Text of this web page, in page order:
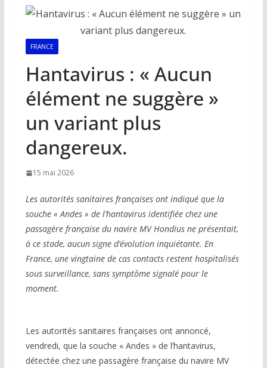
FRANCE
Hantavirus : « Aucun
élément ne suggère »
un variant plus
dangereux.
15 mai 2026
Les autorités sanitaires françaises ont indiqué que la
souche « Andes » de l’hantavirus identifiée chez une
passagère française du navire MV Hondius ne présentait,
à ce stade, aucun signe d’évolution inquiétante. En
France, une vingtaine de cas contacts restent hospitalisés
sous surveillance, sans symptôme signalé pour le
moment.
Les autorités sanitaires françaises ont annoncé,
vendredi, que la souche « Andes » de l’hantavirus,
détectée chez une passagère française du navire MV